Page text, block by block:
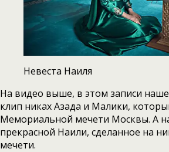
Невеста Наиля
На видео выше, в этом записи
клип никах Азада и Малики,
Мемориальной мечети Москвы. А
прекрасной Наили, сделанное на
мечети.